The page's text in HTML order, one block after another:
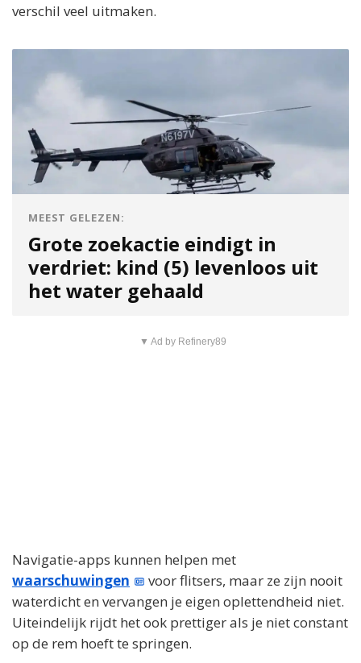
verschil veel uitmaken.
MEEST GELEZEN:
Grote zoekactie eindigt in
verdriet: kind (5) levenloos uit
het water gehaald
▼ Ad by Refinery89
Navigatie-apps kunnen helpen met
waarschuwingen
voor flitsers, maar ze zijn nooit
waterdicht en vervangen je eigen oplettendheid niet.
Uiteindelijk rijdt het ook prettiger als je niet constant
op de rem hoeft te springen.